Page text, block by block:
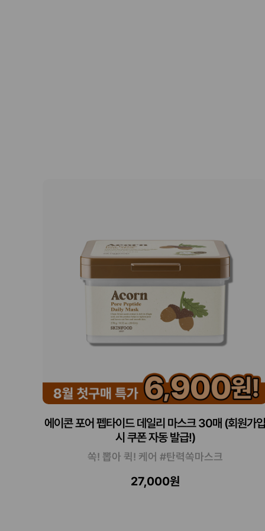
에이콘 포어 펩타이드 데일리 마스크 30매 (회원가입
시 쿠폰 자동 발급!)
쏙! 뽑아 퀵! 케어 #탄력쏙마스크
27,000원